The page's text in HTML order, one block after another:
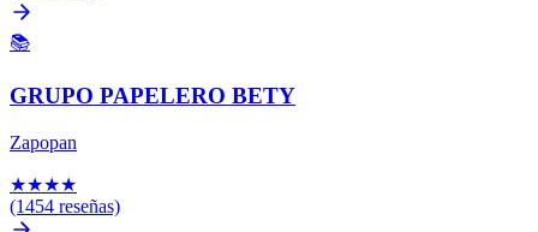
📚
GRUPO PAPELERO BETY
Zapopan
★★★★
(1454 reseñas)